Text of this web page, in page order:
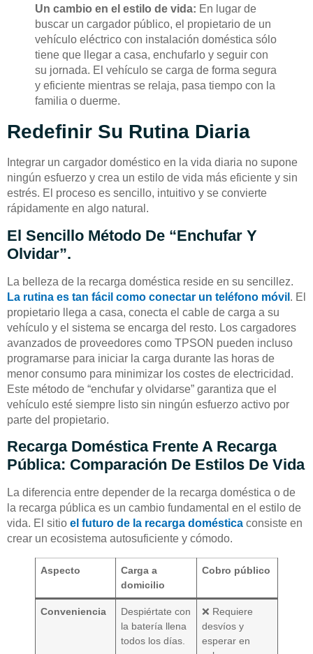
Un cambio en el estilo de vida: En lugar de
buscar un cargador público, el propietario de un
vehículo eléctrico con instalación doméstica sólo
tiene que llegar a casa, enchufarlo y seguir con
su jornada. El vehículo se carga de forma segura
y eficiente mientras se relaja, pasa tiempo con la
familia o duerme.
Redefinir Su Rutina Diaria
Integrar un cargador doméstico en la vida diaria no supone
ningún esfuerzo y crea un estilo de vida más eficiente y sin
estrés. El proceso es sencillo, intuitivo y se convierte
rápidamente en algo natural.
El Sencillo Método De “enchufar Y
Olvidar”.
La belleza de la recarga doméstica reside en su sencillez.
La rutina es tan fácil como conectar un teléfono móvil . El
propietario llega a casa, conecta el cable de carga a su
vehículo y el sistema se encarga del resto. Los cargadores
avanzados de proveedores como TPSON pueden incluso
programarse para iniciar la carga durante las horas de
menor consumo para minimizar los costes de electricidad.
Este método de “enchufar y olvidarse” garantiza que el
vehículo esté siempre listo sin ningún esfuerzo activo por
parte del propietario.
Recarga Doméstica Frente A Recarga
Pública: Comparación De Estilos De Vida
La diferencia entre depender de la recarga doméstica o de
la recarga pública es un cambio fundamental en el estilo de
vida. El sitio el futuro de la recarga doméstica consiste en
crear un ecosistema autosuficiente y cómodo.
Aspecto
Carga a
domicilio
Cobro público
Conveniencia
Despiértate con
la batería llena
todos los días.
❌ Requiere
desvíos y
esperar en